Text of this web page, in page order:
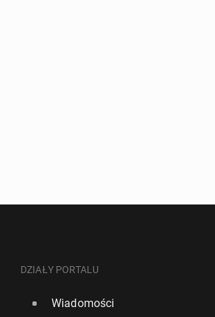
DZIAŁY PORTALU
Wiadomości